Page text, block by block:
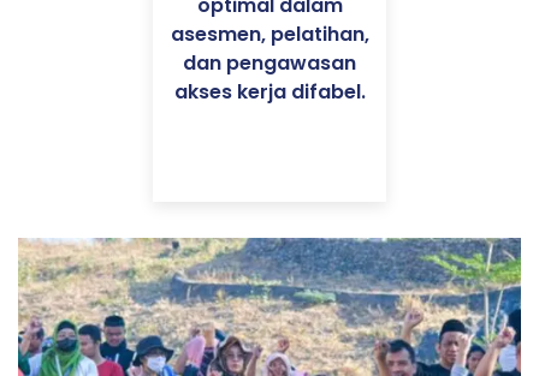
asesmen, pelatihan,
dan pengawasan
akses kerja difabel.